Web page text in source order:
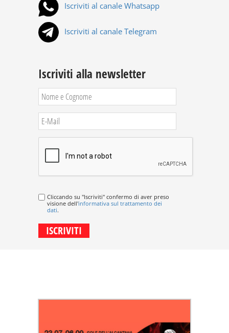
Iscriviti al canale Whatsapp
Iscriviti al canale Telegram
Iscriviti alla newsletter
Cliccando su "Iscriviti" confermo di aver preso
visione dell'informativa sul trattamento dei
dati.